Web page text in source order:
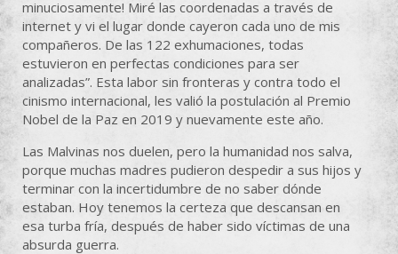
minuciosamente! Miré las coordenadas a través de
internet y vi el lugar donde cayeron cada uno de mis
compañeros. De las 122 exhumaciones, todas
estuvieron en perfectas condiciones para ser
analizadas”. Esta labor sin fronteras y contra todo el
cinismo internacional, les valió la postulación al Premio
Nobel de la Paz en 2019 y nuevamente este año.
Las Malvinas nos duelen, pero la humanidad nos salva,
porque muchas madres pudieron despedir a sus hijos y
terminar con la incertidumbre de no saber dónde
estaban. Hoy tenemos la certeza que descansan en
esa turba fría, después de haber sido víctimas de una
absurda guerra.